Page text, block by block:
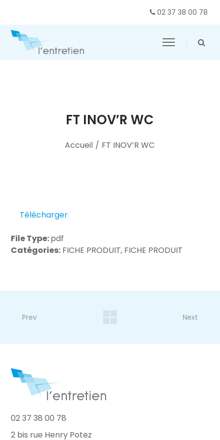
02 37 38 00 78
FT INOV’R WC
Accueil / FT INOV’R WC
Télécharger
File Type:pdf
Catégories: FICHE PRODUIT, FICHE PRODUIT
Prev Next
02 37 38 00 78
2 bis rue Henry Potez